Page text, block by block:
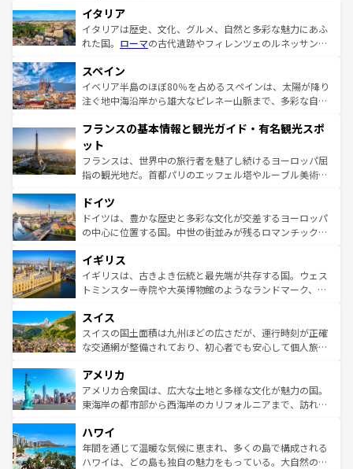
イタリア
イタリアは歴史、文化、グルメ、自然と多彩な魅力にあふ
れた国。 ローマの古代遺跡やフィレンツェのルネッサンス
ろん、トスカーナの美しい田園風景やアマルフィ海岸の絶
景など、自然景観も見逃せない。観光の合間には、本場の
ピザやパスタなど、絶品のイタリア料理を堪能することも
ませてくれるイタリアで、忘れられない旅をしてみよう！
なお、新着のイタリア情報は
しい。
スペイン
イベリア半島のほぼ80％を占めるスペインは、太陽が降り
注ぐ地中海沿岸から雄大なピレネー山脈まで、多彩な自然
文化が根付くこの国では、情熱的なフラメンコ、熱気あふ
れる闘牛、そして美味しいタパスが生活の一部となってい
る。首都マドリードの洗練された雰囲気や、バルセロナの
アートに溢れた街角から、地方では古代ローマ遺跡や中世
せる。地方によって風土や気候が異なるスペインはその個
性で訪れる人を魅了する。 なお、新着のスペイン情報は コ
ンテンツ一覧を参照してほしい。
フランスの基本情報と観光ガイド・有名観光スポ
ット
フランスは、世界中の旅行者を魅了し続けるヨーロッパ屈
指の観光地だ。首都パリのエッフェル塔やルーブル美術館
で、幅広い魅力が詰まっている。華麗な宮殿、歴史的な大
聖堂、美しいビーチ、そして豊かな自然が、訪れる者を心
から魅了する。また、フランスは美食の国としても知ら
いる。シャンパンの発祥地であるランス、プロヴァンスの
香り高いラベンダー畑など、多彩な楽しみ方が可能だ。さ
らに、パリ以外の地域にも魅力が溢れており、どの街角に
れる地方に足を運ぶとそれぞれで全く異なる文化を体験で
きるだろう。 なお、新着のフランス情報はコンテンツ一覧
を参照してほしい。
ドイツ
ドイツは、豊かな歴史と多彩な文化が交差するヨーロッパ
の中心に位置する国。中世の街並みが残るロマンチック街
顔を持つこの国は、どこを歩いても飽きることがない。ベ
ルリンの文化的活気、バイエルン州のアルプスの絶景、そ
してライン川沿いのワイン畑といった風景は必見。ビール
は、お酒好きな人にはぜひ体験してほしい。 なお、新着の
ドイツ情報はコンテンツ一覧を参照してほしい。
イギリス
イギリスは、古きよき伝統と最先端が共存する国。ウェス
トミンスター寺院や大英博物館のようなランドマーク、歴
リアごとに異なる魅力がある。また、優雅なアフタヌーン
ティー、ビール好きにはたまらない英国パブ、サッカー観
戦など、本場だからこそできる体験も豊富。イギリスを旅
ンツ一覧を参照してほしい。
スイス
スイスの国土面積は九州ほどの広さだが、運行時刻が正確
な交通網が整備されており、初心者でも安心して個人旅行
の建物がそのまま残る町や、スイスならではのユニークな
博物館もあり、アルプス観光だけでなく町歩きも満喫する
ことができる。国民の所得が高いため物価も高いが、旅行
ば市内交通費無料で観光を楽しむこともできる。 なお、新
着のスイス情報はコンテンツ一覧 を参照してほしい。
アメリカ
アメリカ合衆国は、広大な土地と多様な文化が魅力の国。
東海岸の都市部から西海岸のカリフォルニアまで、訪れる
のような巨大都市は、観光、ショッピング、エンターテイ
ンメントが詰まった刺激的なスポットだ。一方、アメリカ
西部には大自然が広がり、グランドキャニオンやイエロー
ハワイ
年間を通じて温暖な気候に恵まれ、多くの島で構成される
ハワイは、どの島も独自の魅力をもっている。大自然の神